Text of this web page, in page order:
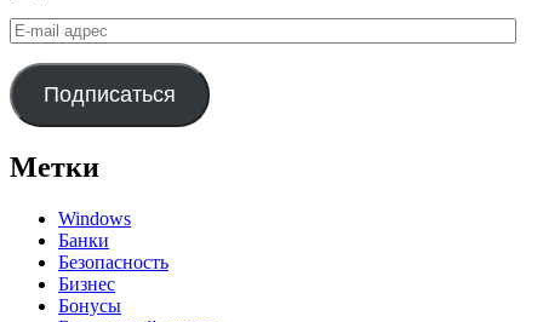
E-
mail
адрес
Подписаться
Метки
Windows
Банки
Безопасность
Бизнес
Бонусы